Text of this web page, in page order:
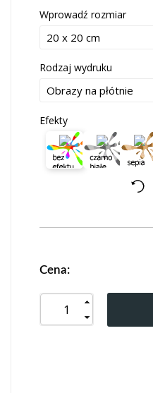
Wprowadź rozmiar
Rodzaj wydruku
Efekty
Cena: